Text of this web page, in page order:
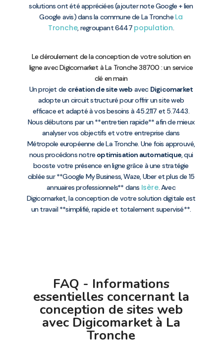
solutions ont été appréciées (ajouter note Google + lien
Google avis) dans la commune de La Tronche La
Tronche, regroupant 6447 population.
Le déroulement de la conception de votre solution en
ligne avec Digicomarket à La Tronche 38700 : un service
clé en main
Un projet de création de site web avec Digicomarket
adopte un circuit structuré pour offrir un site web
efficace et adapté à vos besoins à 45.2117 et 5.7443.
Nous débutons par un **entretien rapide** afin de mieux
analyser vos objectifs et votre entreprise dans
Métropole européenne de La Tronche. Une fois approuvé,
nous procédons notre optimisation automatique, qui
booste votre présence en ligne grâce à une stratégie
ciblée sur **Google My Business, Waze, Uber et plus de 15
annuaires professionnels** dans Isère. Avec
Digicomarket, la conception de votre solution digitale est
un travail **simplifié, rapide et totalement supervisé**.
FAQ - Informations
essentielles concernant la
conception de sites web
avec Digicomarket à La
Tronche